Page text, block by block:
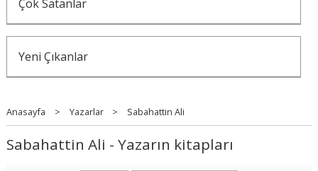
Çok Satanlar
Yeni Çıkanlar
Anasayfa > Yazarlar > Sabahattin Ali
Sabahattin Ali - Yazarın kitapları